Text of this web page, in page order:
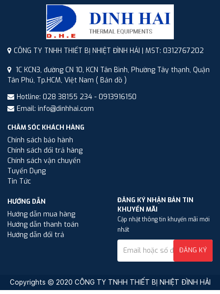
CÔNG TY TNHH THIẾT BỊ NHIỆT ĐÌNH HẢI | MST: 0312767202
1C KCN3, đường CN 10, KCN Tân Bình, Phường Tây thạnh, Quận
Tân Phú, Tp.HCM, Việt Nam ( Bản đồ )
Hotline: 028 38155 234 - 0913916150
Email: info@dinhhai.com
CHĂM SÓC KHÁCH HÀNG
Chính sách bảo hành
Chính sách đổi trả hàng
Chính sách vận chuyển
Tuyển Dụng
Tin Tức
HƯỚNG DẪN
Hướng dẫn mua hàng
Hướng dẫn thanh toán
Hướng dẫn đổi trả
ĐĂNG KÝ NHẬN BẢN TIN
KHUYẾN MÃI
Cập nhật thông tin khuyến mãi mới
nhất
ĐĂNG KÝ
Copyrights © 2020 CÔNG TY TNHH THIẾT BỊ NHIỆT ĐÌNH HẢI